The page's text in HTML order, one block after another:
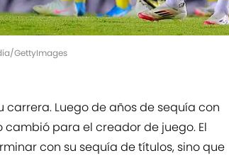
GettyImages
Luego de años de sequía con
para el creador de juego. El
con su sequía de títulos, sino que